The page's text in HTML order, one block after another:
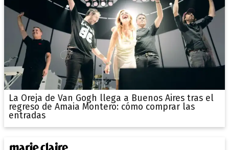
La Oreja de Van Gogh llega a Buenos Aires tras el
regreso de Amaia Montero: cómo comprar las
entradas